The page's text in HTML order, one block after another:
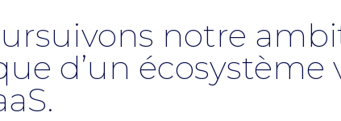
notre
d’un écosystème